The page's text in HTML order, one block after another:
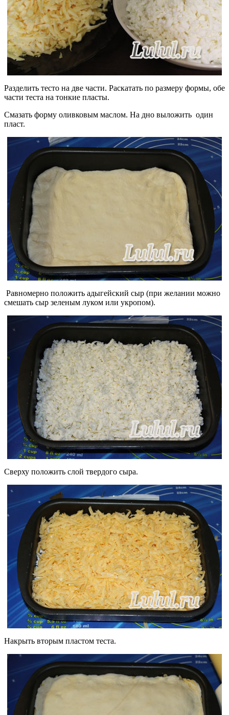
Разделить тесто на две части. Раскатать по размеру формы, обе
части теста на тонкие пласты.
Смазать форму оливковым маслом. На дно выложить один
пласт.
Равномерно положить адыгейский сыр (при желании можно
смешать сыр зеленым луком или укропом).
Сверху положить слой твердого сыра.
Накрыть вторым пластом теста.